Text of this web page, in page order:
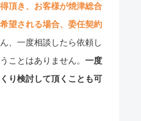
頂き、お客様が焼津総合
望される場合、委任契約
、一度相談したら依頼し
ことはありません。 一度
り検討して頂くことも可